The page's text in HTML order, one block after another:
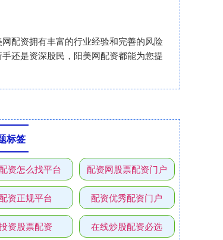
配资拥有丰富的行业经验和完善的风险
还是资深股民，阳美网配资都能为您提
标签
资怎么找平台 配资网股票配资门户
资正规平台 配资优秀配资门户
资股票配资 在线炒股配资必选